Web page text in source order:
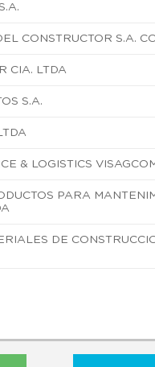
CONSTRUCTOR S.A.
CIA. LTDA
S.A.
& LOGISTICS
PARA
DE